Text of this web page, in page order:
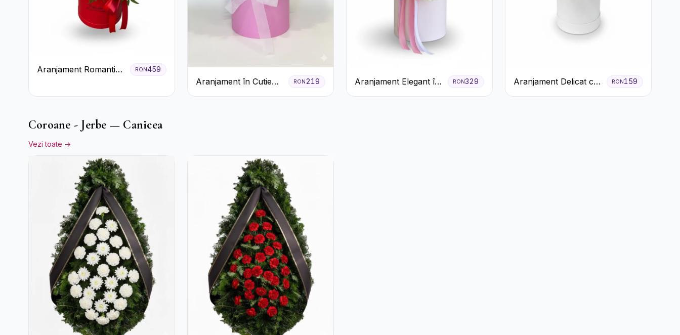
Aranjament Romantic
Trandafiri și
RON459
Aranjament în Cutie
Roz cu Crizanteme
RON219
Aranjament Elegant în
Cutie Roz cu Trandafiri
RON329
Aranjament Delicat cu
3 Trandafiri Roz în
RON159
Coroane - Jerbe — Canicea
Vezi toate →